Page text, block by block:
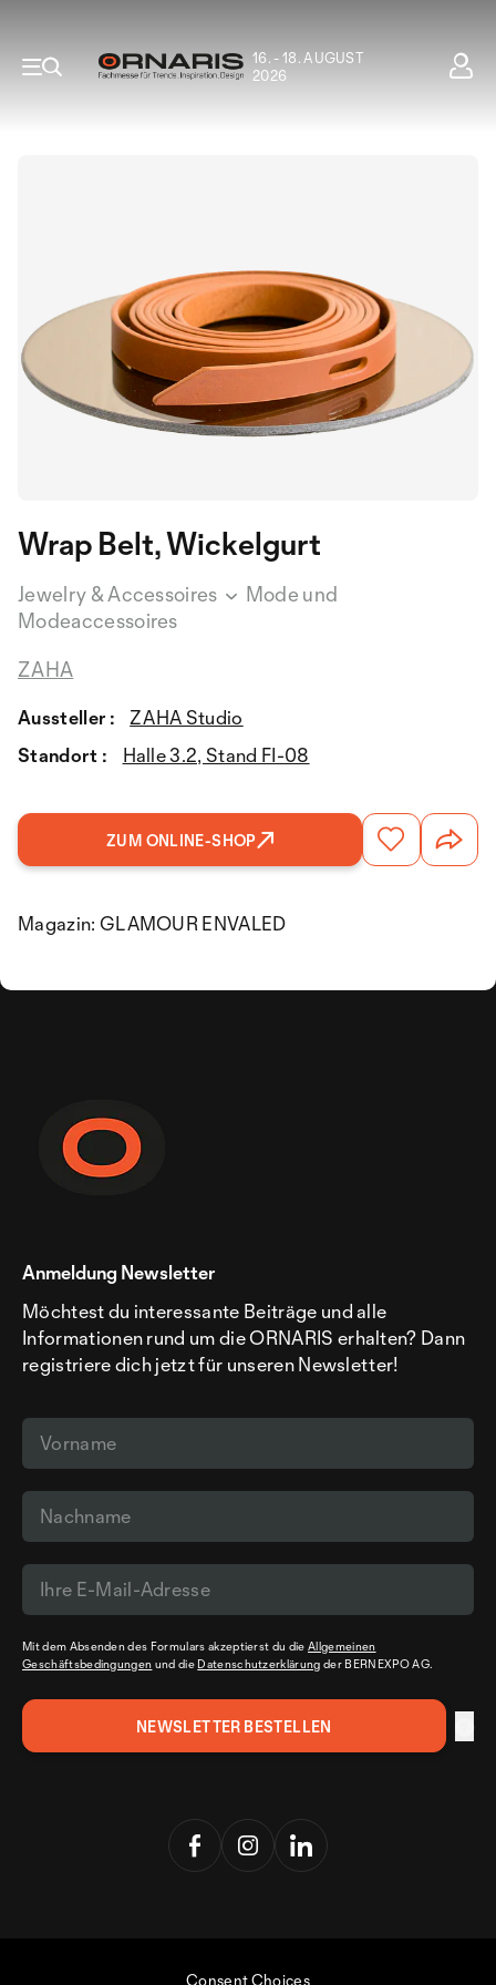
16. - 18. AUGUST
2026
Wrap Belt, Wickelgurt
Jewelry & Accessoires
Mode und
Modeaccessoires
ZAHA
Aussteller :
ZAHA Studio
Standort :
Halle 3.2, Stand FI-08
ZUM ONLINE-SHOP
Magazin: GLAMOUR ENVALED
Anmeldung Newsletter
Möchtest du interessante Beiträge und alle
Informationen rund um die ORNARIS erhalten? Dann
registriere dich jetzt für unseren Newsletter!
Mit dem Absenden des Formulars akzeptierst du dieAllgemeinen
Geschäftsbedingungen und die Datenschutzerklärung der BERNEXPO AG.
Consent Choices